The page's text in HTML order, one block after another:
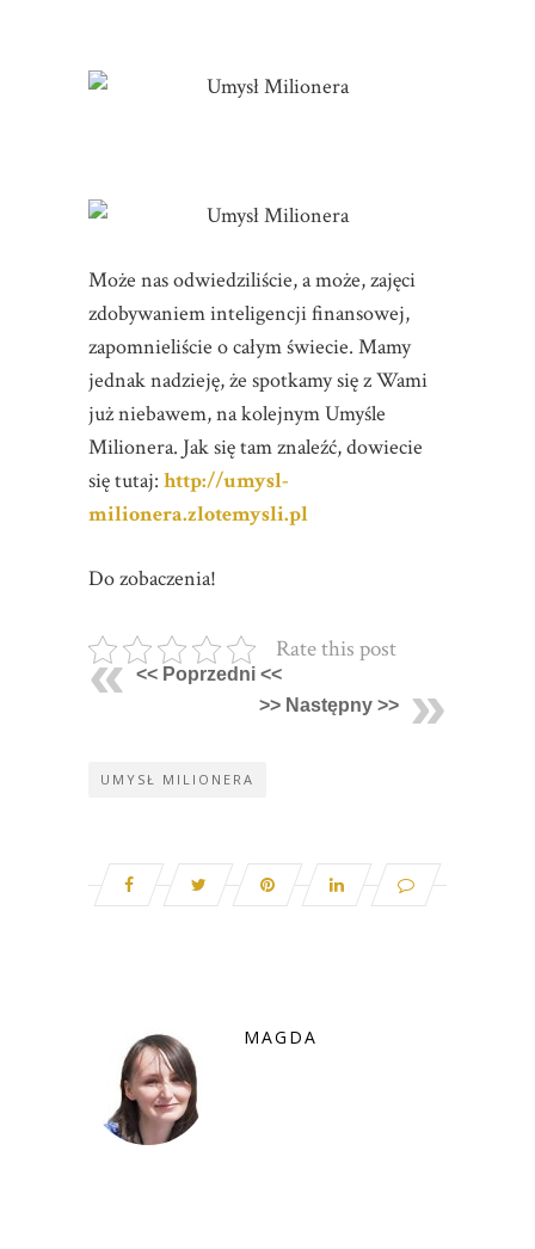
Może nas odwiedziliście, a może, zajęci
zdobywaniem inteligencji finansowej,
zapomnieliście o całym świecie. Mamy
jednak nadzieję, że spotkamy się z Wami
już niebawem, na kolejnym Umyśle
Milionera. Jak się tam znaleźć, dowiecie
się tutaj: http://umysl-
milionera.zlotemysli.pl
Do zobaczenia!
Rate this post
<< Poprzedni <<
>> Następny >>
UMYSŁ MILIONERA
MAGDA